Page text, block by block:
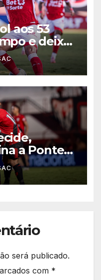
aos 53
e deixa
estreia da
a Ponte
na 5ª
será publicado.
com *